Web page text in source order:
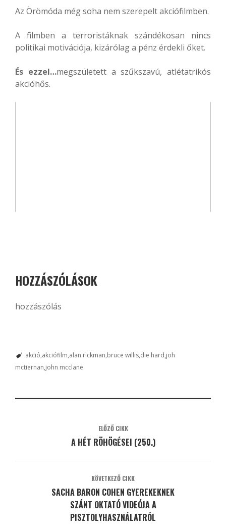
Az Örömóda még soha nem szerepelt akciófilmben.
A filmben a terroristáknak szándékosan nincs
politikai motivációja, kizárólag a pénz érdekli őket.
És ezzel…megszületett a szűkszavú, atlétatrikós
akcióhős.
HOZZÁSZÓLÁSOK
hozzászólás
akció akciófilm alan rickman bruce willis die hard joh
mctiernan john mcclane
ELŐZŐ CIKK
A HÉT RÖHÖGÉSEI (250.)
KÖVETKEZŐ CIKK
SACHA BARON COHEN GYEREKEKNEK
SZÁNT OKTATÓ VIDEÓJA A
PISZTOLYHASZNÁLATRÓL